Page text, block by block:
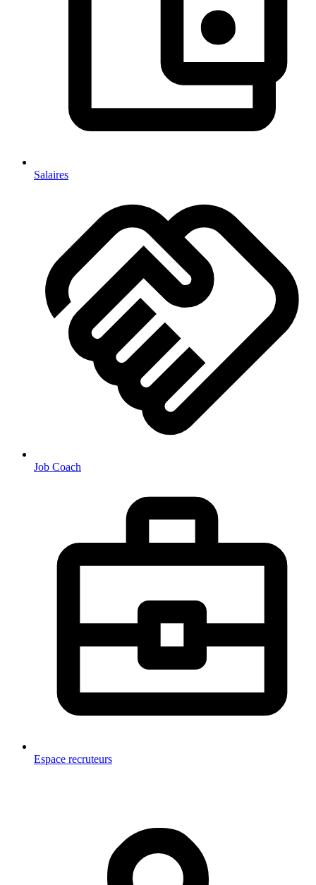
Salaires
Job Coach
Espace recruteurs